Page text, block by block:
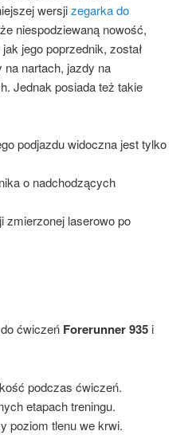
wersjizegarka do
niespodziewaną nowość,
jego poprzednik, został
nartach, jazdy na
Jednak posiada też takie
podjazdu widoczna jest tylko
o nadchodzących
zmierzonej laserowo po
ćwiczeń Forerunner 935i
podczas ćwiczeń.
etapach treningu.
poziom tlenu we krwi.